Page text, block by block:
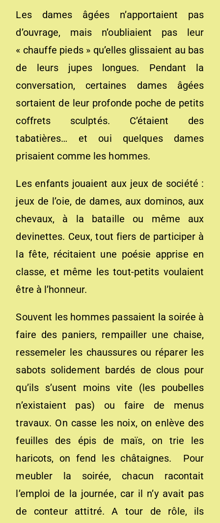
Les dames âgées n’apportaient pas
d’ouvrage, mais n’oubliaient pas leur
« chauffe pieds » qu’elles glissaient au bas
de leurs jupes longues. Pendant la
conversation, certaines dames âgées
sortaient de leur profonde poche de petits
coffrets sculptés. C’étaient des
tabatières… et oui quelques dames
prisaient comme les hommes.
Les enfants jouaient aux jeux de société :
jeux de l’oie, de dames, aux dominos, aux
chevaux, à la bataille ou même aux
devinettes. Ceux, tout fiers de participer à
la fête, récitaient une poésie apprise en
classe, et même les tout-petits voulaient
être à l’honneur.
Souvent les hommes passaient la soirée à
faire des paniers, rempailler une chaise,
ressemeler les chaussures ou réparer les
sabots solidement bardés de clous pour
qu’ils s’usent moins vite (les poubelles
n’existaient pas) ou faire de menus
travaux. On casse les noix, on enlève des
feuilles des épis de maïs, on trie les
haricots, on fend les châtaignes. Pour
meubler la soirée, chacun racontait
l’emploi de la journée, car il n’y avait pas
de conteur attitré. A tour de rôle, ils